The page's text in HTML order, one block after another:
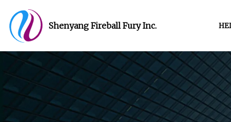
Shenyang Fireball Fury Inc.